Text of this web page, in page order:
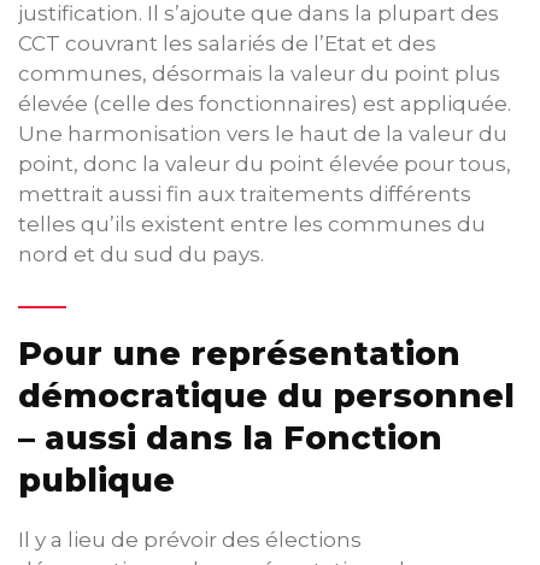
justification. Il s’ajoute que dans la plupart des
CCT couvrant les salariés de l’Etat et des
communes, désormais la valeur du point plus
élevée (celle des fonctionnaires) est appliquée.
Une harmonisation vers le haut de la valeur du
point, donc la valeur du point élevée pour tous,
mettrait aussi fin aux traitements différents
telles qu’ils existent entre les communes du
nord et du sud du pays.
Pour une représentation
démocratique du personnel
– aussi dans la Fonction
publique
Il y a lieu de prévoir des élections